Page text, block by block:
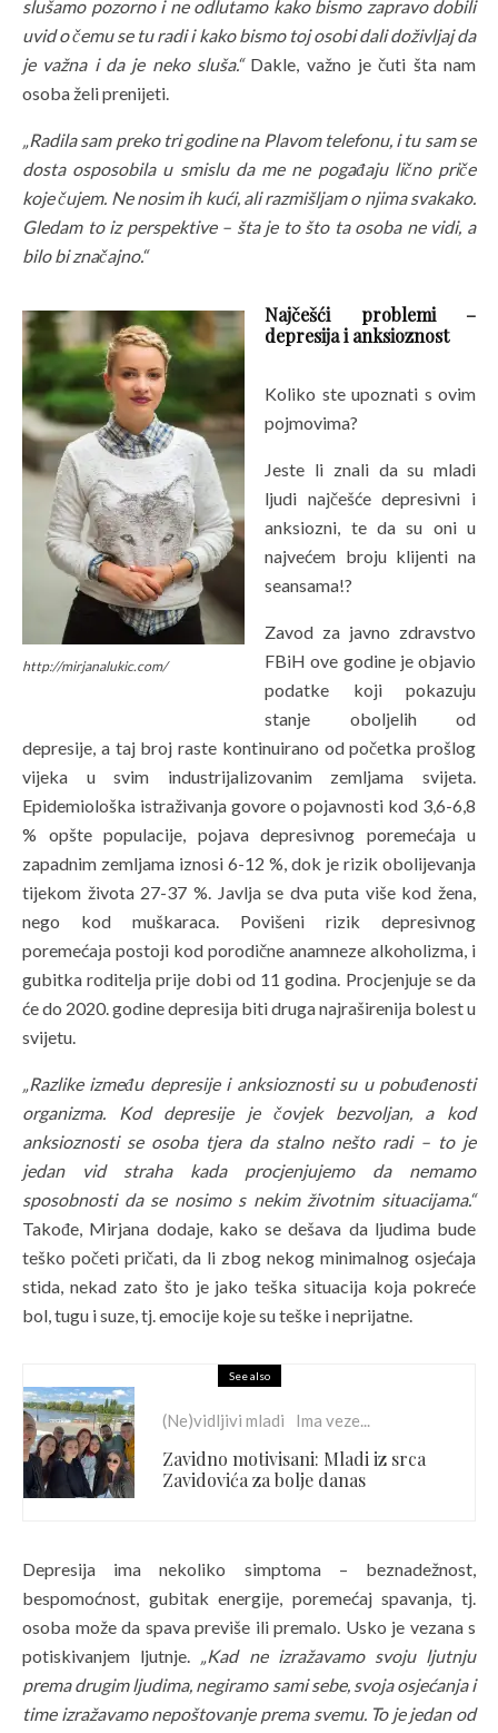
slušamo pozorno i ne odlutamo kako bismo zapravo dobili
uvid o čemu se tu radi i kako bismo toj osobi dali doživljaj da
je važna i da je neko sluša.“Dakle, važno je čuti šta nam
osoba želi prenijeti.
„Radila sam preko tri godine na Plavom telefonu, i tu sam se
dosta osposobila u smislu da me ne pogađaju lično priče
koje čujem. Ne nosim ih kući, ali razmišljam o njima svakako.
Gledam to iz perspektive – šta je to što ta osoba ne vidi, a
bilo bi značajno.“
http://mirjanalukic.com/
Najčešći problemi –
depresija i anksioznost
Koliko ste upoznati s ovim
pojmovima?
Jeste li znali da su mladi
ljudi najčešće depresivni i
anksiozni, te da su oni u
najvećem broju klijenti na
seansama!?
Zavod za javno zdravstvo
FBiH ove godine je objavio
podatke koji pokazuju
stanje oboljelih od
depresije, a taj broj raste kontinuirano od početka prošlog
vijeka u svim industrijalizovanim zemljama svijeta.
Epidemiološka istraživanja govore o pojavnosti kod 3,6-6,8
% opšte populacije, pojava depresivnog poremećaja u
zapadnim zemljama iznosi 6-12 %, dok je rizik obolijevanja
tijekom života 27-37 %. Javlja se dva puta više kod žena,
nego kod muškaraca. Povišeni rizik depresivnog
poremećaja postoji kod porodične anamneze alkoholizma, i
gubitka roditelja prije dobi od 11 godina. Procjenjuje se da
će do 2020. godine depresija biti druga najraširenija bolest u
svijetu.
„Razlike između depresije i anksioznosti su u pobuđenosti
organizma. Kod depresije je čovjek bezvoljan, a kod
anksioznosti se osoba tjera da stalno nešto radi – to je
jedan vid straha kada procjenjujemo da nemamo
sposobnosti da se nosimo s nekim životnim situacijama.“
Takođe, Mirjana dodaje, kako se dešava da ljudima bude
teško početi pričati, da li zbog nekog minimalnog osjećaja
stida, nekad zato što je jako teška situacija koja pokreće
bol, tugu i suze, tj. emocije koje su teške i neprijatne.
See also
(Ne)vidljivi mladi Ima veze...
Zavidno motivisani: Mladi iz srca
Zavidovića za bolje danas
Depresija ima nekoliko simptoma – beznadežnost,
bespomoćnost, gubitak energije, poremećaj spavanja, tj.
osoba može da spava previše ili premalo. Usko je vezana s
potiskivanjem ljutnje. „Kad ne izražavamo svoju ljutnju
prema drugim ljudima, negiramo sami sebe, svoja osjećanja i
time izražavamo nepoštovanje prema svemu. To je jedan od